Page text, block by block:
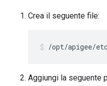
Crea il seguente file:
/opt/apigee/
Aggiungi la seguente